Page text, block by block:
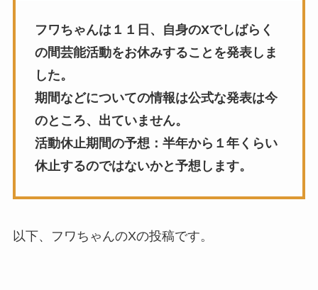
フワちゃんは１１日、自身のXでしばらく
の間芸能活動をお休みすることを発表しま
した。
期間などについての情報は公式な発表は今
のところ、出ていません。
活動休止期間の予想：半年から１年くらい
休止するのではないかと予想します。
以下、フワちゃんのXの投稿です。